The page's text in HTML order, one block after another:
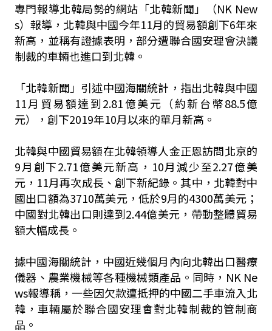
專門報導北韓局勢的網站「北韓新聞」（NK New
s）報導，北韓與中國今年11月的貿易額創下6年來
新高，並稱有證據表明，部分遭聯合國安理會決議
制裁的車輛也進口到北韓。
「北韓新聞」引述中國海關統計，指出北韓與中國
11月貿易額達到2.81億美元（約新台幣88.5億
元），創下2019年10月以來的單月新高。
北韓與中國貿易額在北韓領導人金正恩訪問北京的
9月創下2.71億美元新高，10月減少至2.27億美
元，11月再次成長、創下新紀錄。其中，北韓對中
國出口額為3710萬美元，低於9月的4300萬美元；
中國對北韓出口則達到2.44億美元，帶動整體貿易
額大幅成長。
據中國海關統計，中國近幾個月內向北韓出口醫療
儀器、農業機械等各種機械類產品。同時，NK Ne
ws報導稱，一些因欠款遭抵押的中國二手車流入北
韓，車輛屬於聯合國安理會對北韓制裁的管制商
品。